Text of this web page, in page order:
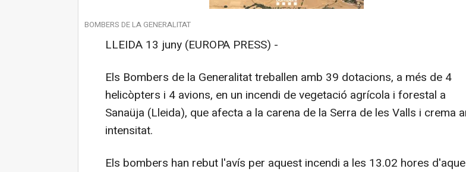
BOMBERS DE LA GENERALITAT
LLEIDA 13 juny (EUROPA PRESS) -
Els Bombers de la Generalitat treballen amb 39 dotacions, a més de 4
helicòpters i 4 avions, en un incendi de vegetació agrícola i forestal a
Sanaüja (Lleida), que afecta a la carena de la Serra de les Valls i crema
intensitat.
Els bombers han rebut l'avís per aquest incendi a les 13.02 hores